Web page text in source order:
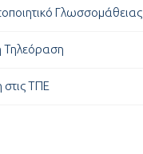
Γλωσσομάθειας
Τηλεόραση
ΤΠΕ